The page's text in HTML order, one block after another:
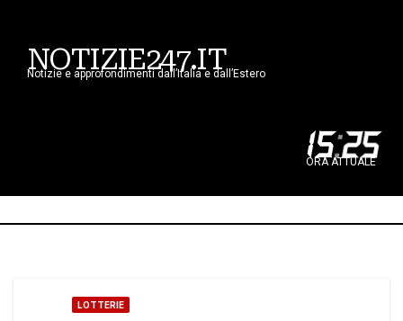
NOTIZIE247.IT
Notizie e approfondimenti dall’Italia e dall’Estero
15:25
ORA ATTUALE
LOTTERIE